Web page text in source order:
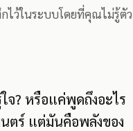
ไว้ในระบบโดยที่คุณไม่รู้ตัว
จ? หรือแค่พูดถึงอะไร
ตร์ แต่มันคือพลังของ